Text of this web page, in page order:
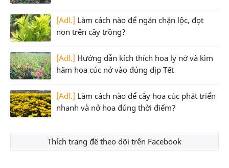
[Adl.] Làm cách nào để ngăn chặn lộc, đọt
non trên cây trồng?
[Adl.] Hướng dẫn kích thích hoa ly nở và kìm
hãm hoa cúc nở vào đúng dịp Tết
[Adl.] Làm cách nào để cây hoa cúc phát triển
nhanh và nở hoa đúng thời điểm?
Thích trang để theo dõi trên Facebook